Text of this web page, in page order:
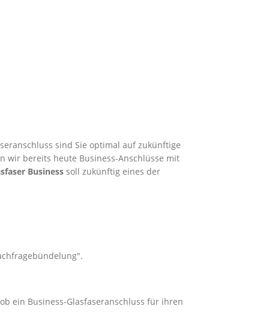
sind Sie optimal auf zukünftige
wir bereits heute Business-Anschlüsse mit
Business soll zukünftig eines der
ein Business-Glasfaseranschluss für ihren